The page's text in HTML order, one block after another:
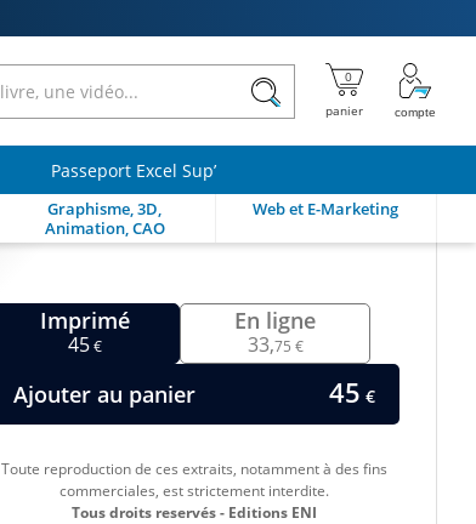
Passeport Excel Sup’
Graphisme, 3D,
Animation, CAO
Web et E-Marketing
Imprimé
45€
En ligne
33,75 €
Ajouter au panier 45 €
Toute reproduction de ces extraits, notamment à des fins
commerciales, est strictement interdite.
Tous droits reservés - Editions ENI